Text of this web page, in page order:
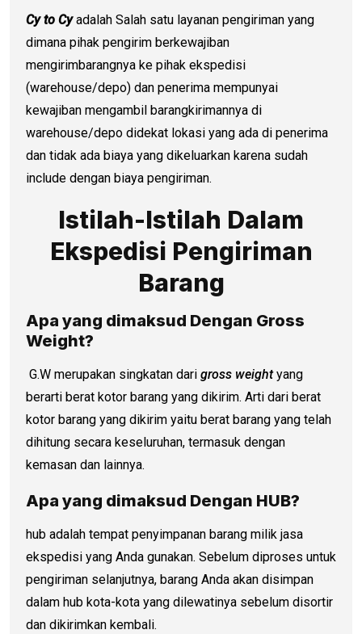
Cy to Cyadalah Salah satu layanan pengiriman yang
dimana pihak pengirim berkewajiban
mengirimbarangnya ke pihak ekspedisi
(warehouse/depo) dan penerima mempunyai
kewajiban mengambil barangkirimannya di
warehouse/depo didekat lokasi yang ada di penerima
dan tidak ada biaya yang dikeluarkan karena sudah
include dengan biaya pengiriman.
Istilah-Istilah Dalam
Ekspedisi Pengiriman
Barang
Apa yang dimaksud Dengan Gross
Weight?
G.W merupakan singkatan dari gross weightyang
berarti berat kotor barang yang dikirim. Arti dari berat
kotor barang yang dikirim yaitu berat barang yang telah
dihitung secara keseluruhan, termasuk dengan
kemasan dan lainnya.
Apa yang dimaksud Dengan HUB?
hub adalah tempat penyimpanan barang milik jasa
ekspedisi yang Anda gunakan. Sebelum diproses untuk
pengiriman selanjutnya, barang Anda akan disimpan
dalam hub kota-kota yang dilewatinya sebelum disortir
dan dikirimkan kembali.